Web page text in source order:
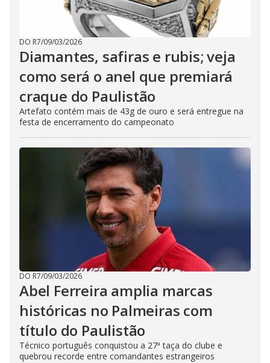
DO R7/09/03/2026
Diamantes, safiras e rubis; veja
como será o anel que premiará
craque do Paulistão
Artefato contém mais de 43g de ouro e será entregue na
festa de encerramento do campeonato
DO R7/09/03/2026
Abel Ferreira amplia marcas
históricas no Palmeiras com
título do Paulistão
Técnico português conquistou a 27ª taça do clube e
quebrou recorde entre comandantes estrangeiros